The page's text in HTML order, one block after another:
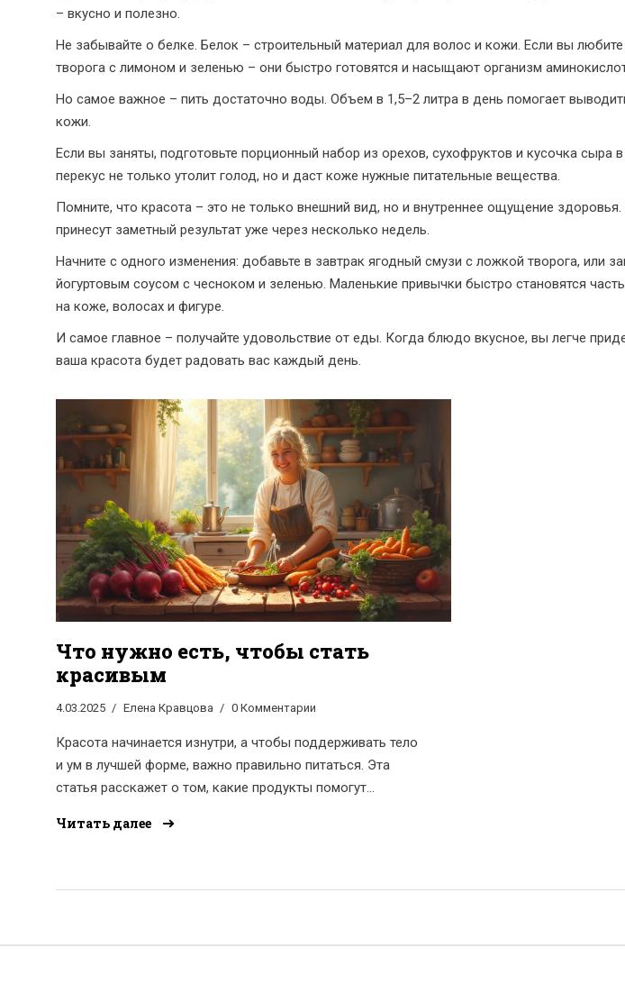
– вкусно и полезно.
Не забывайте о белке. Белок – строительный материал для волос и кожи. Если вы любите
творога с лимоном и зеленью – они быстро готовятся и насыщают организм
Но самое важное – пить достаточно воды. Объем в 1,5–2 литра в день помогает
кожи.
Если вы заняты, подготовьте порционный набор из орехов, сухофруктов и кусочка сыра
перекус не только утолит голод, но и даст коже нужные питательные вещества.
Помните, что красота – это не только внешний вид, но и внутреннее ощущение
принесут заметный результат уже через несколько недель.
Начните с одного изменения: добавьте в завтрак ягодный смузи с ложкой творога, или
йогуртовым соусом с чесноком и зеленью. Маленькие привычки быстро становятся
на коже, волосах и фигуре.
И самое главное – получайте удовольствие от еды. Когда блюдо вкусное, вы легче
ваша красота будет радовать вас каждый день.
Что нужно есть, чтобы стать
красивым
4.03.2025 Елена Кравцова 0 Комментарии
Красота начинается изнутри, а чтобы поддерживать тело
и ум в лучшей форме, важно правильно питаться. Эта
статья расскажет о том, какие продукты помогут
повысить уровень энергии. Узнаете, что стоит включить в
Читать далее